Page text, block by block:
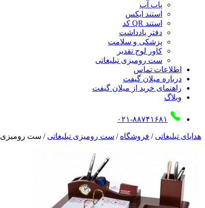
پاپ آپ
استند ایکس
استند QR کد
دفتر یادداشت
پزشکی و سلامت
کاور لوح تقدیر
ست رومیزی تبلیغاتی
اطلاعات تماس
درباره میلان گیفت
راهنمای خرید از میلان گیفت
وبلاگ
۰۲۱-۸۸۷۴۱۶۸۱
هدایای تبلیغاتی / فروشگاه / ست رومیزی تبلیغاتی / ست رومیزی T34